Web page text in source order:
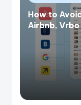
in
How to
Airbnb,